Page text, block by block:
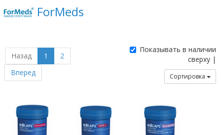
ForMeds
Назад 1
2
Вперед
Показывать в наличии
сверху |
Сортировка